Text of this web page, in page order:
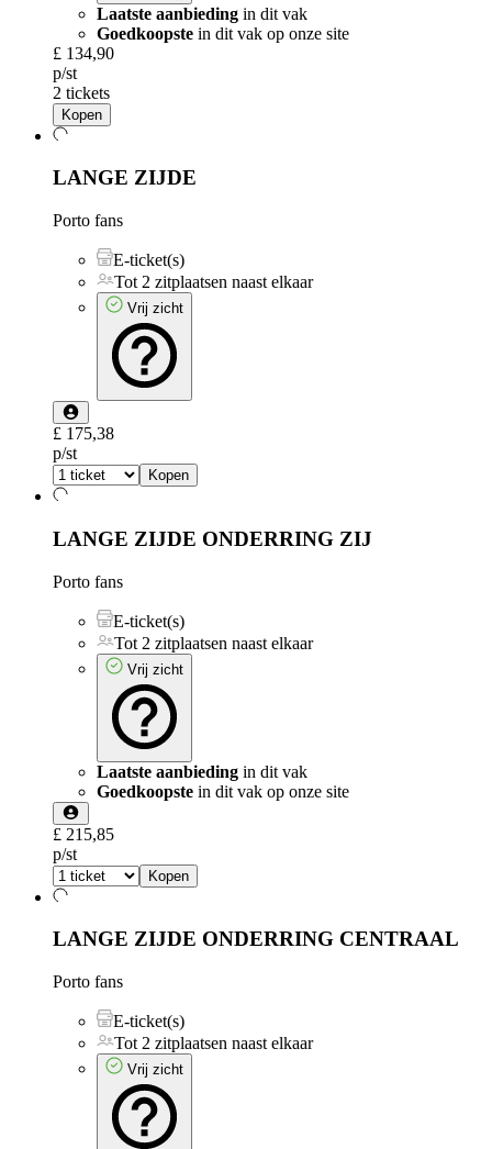
Laatste aanbieding in dit vak
Goedkoopste in dit vak op onze site
£ 134,90
p/st
2 tickets
Kopen
LANGE ZIJDE
Porto fans
E-ticket(s)
Tot 2 zitplaatsen naast elkaar
Vrij zicht
£ 175,38
p/st
Kopen
LANGE ZIJDE ONDERRING ZIJ
Porto fans
E-ticket(s)
Tot 2 zitplaatsen naast elkaar
Vrij zicht
Laatste aanbieding in dit vak
Goedkoopste in dit vak op onze site
£ 215,85
p/st
Kopen
LANGE ZIJDE ONDERRING CENTRAAL
Porto fans
E-ticket(s)
Tot 2 zitplaatsen naast elkaar
Vrij zicht